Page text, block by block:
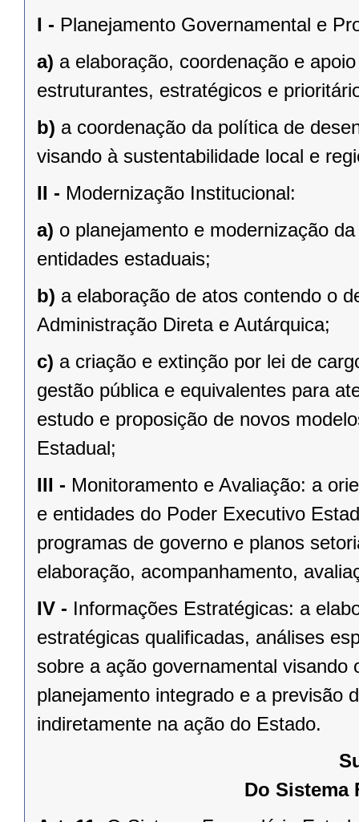
I - Planejamento Governamental e
a) a elaboração, coordenação e
estruturantes, estratégicos e
b) a coordenação da política de
visando à sustentabilidade local e
II - Modernização Institucional:
a) o planejamento e modernização
entidades estaduais;
b) a elaboração de atos contendo o
Administração Direta e Autárquica;
c) a criação e extinção por lei de
gestão pública e equivalentes para
estudo e proposição de novos
Estadual;
III - Monitoramento e Avaliação: a
e entidades do Poder Executivo
programas de governo e planos
elaboração, acompanhamento,
IV - Informações Estratégicas: a
estratégicas qualificadas, análises
sobre a ação governamental
planejamento integrado e a previsão
indiretamente na ação do Estado.
Do Sistema